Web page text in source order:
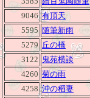
9046 有頂天
5595 随筆新雨
5279 丘の橋
3122 鬼苑横談
4260 菊の雨
4258 沖の稻妻